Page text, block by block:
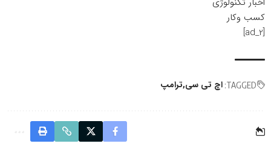
کسب وکار
[ad_2]
TAGGED: اچ تی سی ترامپ